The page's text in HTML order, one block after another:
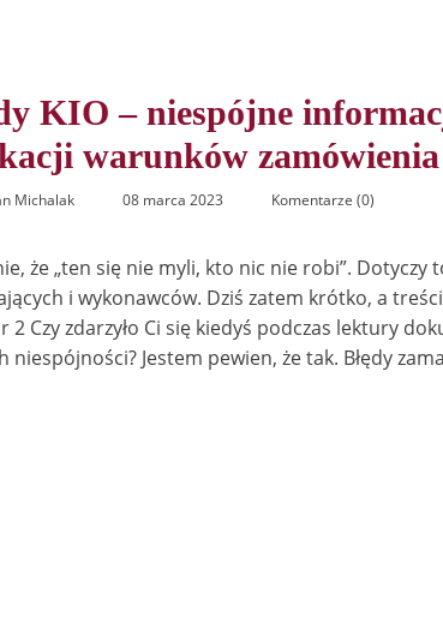
KIO – niespójne
warunków zamówienia
Michalak 08 marca 2023 Komentarze (0)
że „ten się nie myli, kto nic nie robi”. Dotyczy
i wykonawców. Dziś zatem krótko, a
2 Czy zdarzyło Ci się kiedyś podczas lektury
Jestem pewien, że tak. Błędy